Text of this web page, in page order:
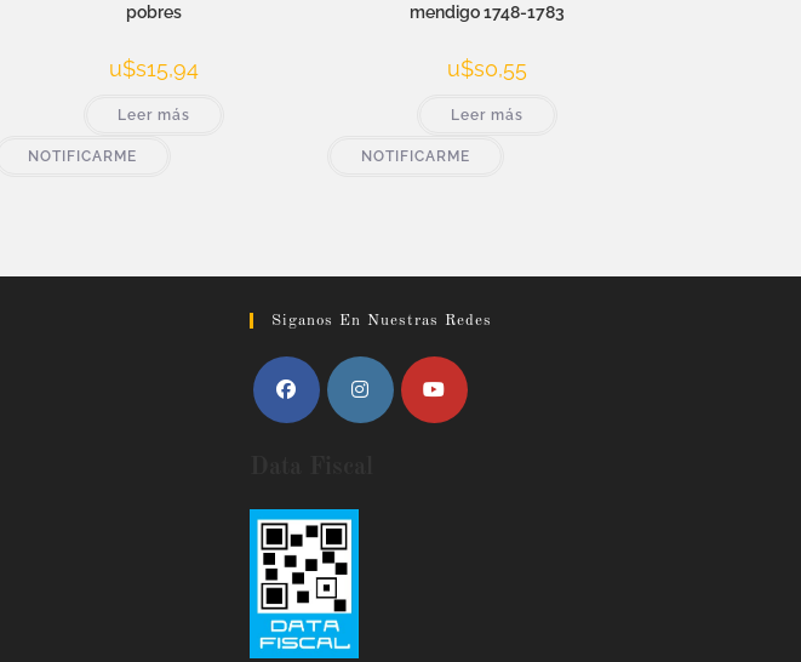
pobres
u$s15,94
Leer más
NOTIFICARME
mendigo 1748-1783
u$s0,55
Leer más
NOTIFICARME
Siganos En Nuestras Redes